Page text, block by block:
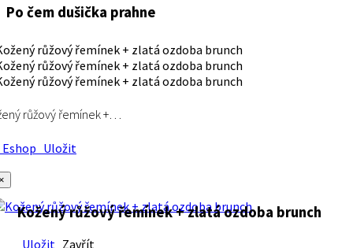
Po čem dušička prahne
růžový řemínek +…
Uložit
Kožený růžový řemínek + zlatá ozdoba brunch
Uložit Zavřít